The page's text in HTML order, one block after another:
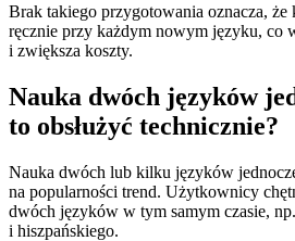
Brak takiego przygotowania oznacza, że
ręcznie przy każdym nowym języku, co
i zwiększa koszty.
Nauka dwóch języków
to obsłużyć technicznie?
Nauka dwóch lub kilku języków
na popularności trend. Użytkownicy
dwóch języków w tym samym czasie,
i hiszpańskiego.